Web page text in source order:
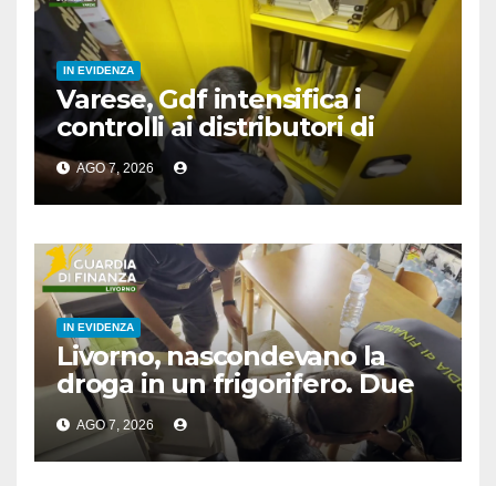
IN EVIDENZA
Varese, Gdf intensifica i
controlli ai distributori di
carburante, 6 multati
AGO 7, 2026
IN EVIDENZA
Livorno, nascondevano la
droga in un frigorifero. Due
arresti
AGO 7, 2026